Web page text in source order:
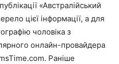
«Австралійський
цієї інформації, а для
чоловіка з
онлайн-провайдера
Раніше